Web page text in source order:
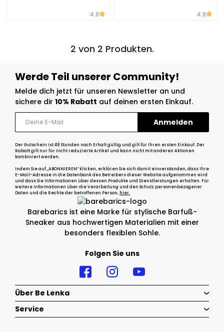
4.8 4.8
2 von 2 Produkten.
Barebarics ist eine Marke für stylische Barfuß-
Sneaker aus hochwertigen Materialien mit einer
besonders flexiblen Sohle.
Folgen Sie uns
Werde Teil unserer Community!
Melde dich jetzt für unseren Newsletter an und
sichere dir 10% Rabatt auf deinen ersten Einkauf.
Der Gutschein ist 48 Stunden nach Erhalt gültig und gilt für Ihren ersten Einkauf. Der
Rabatt gilt nur für nicht reduzierte Artikel und kann nicht mit anderen Aktionen
kombiniert werden.
Indem Sie auf „ABONNIEREN“ klicken, erklären Sie sich damit einverstanden, dass Ihre
E-Mail-Adresse in die Datenbank des Betreibers dieser Website aufgenommen wird
und dass Sie Informationen über dessen Produkte und Dienstleistungen erhalten. Für
weitere Informationen über die Verarbeitung und den Schutz personenbezogener
Daten und die Rechte der betroffenen Person, hier.
Über Be Lenka
Service